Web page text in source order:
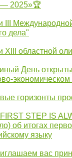
— 2025»🏆
III
дела"
XIII областной
День
горизонты
STEP IS
об итогах
языку
вас